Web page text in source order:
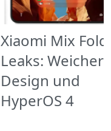
Xiaomi Mix
Leaks:
Design und
HyperOS 4